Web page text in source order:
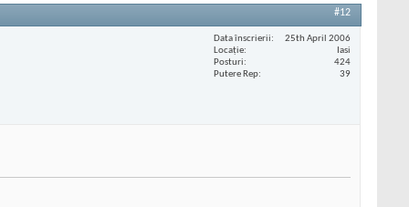
#12
Data înscrierii
25th April 2006
Locaţie
Iasi
Posturi
424
Putere Rep
39